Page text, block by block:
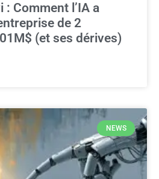
: Comment l’IA a
de 2
(et ses dérives)
NEWS